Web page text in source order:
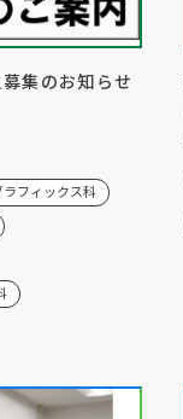
集のお知らせ
フィックス科